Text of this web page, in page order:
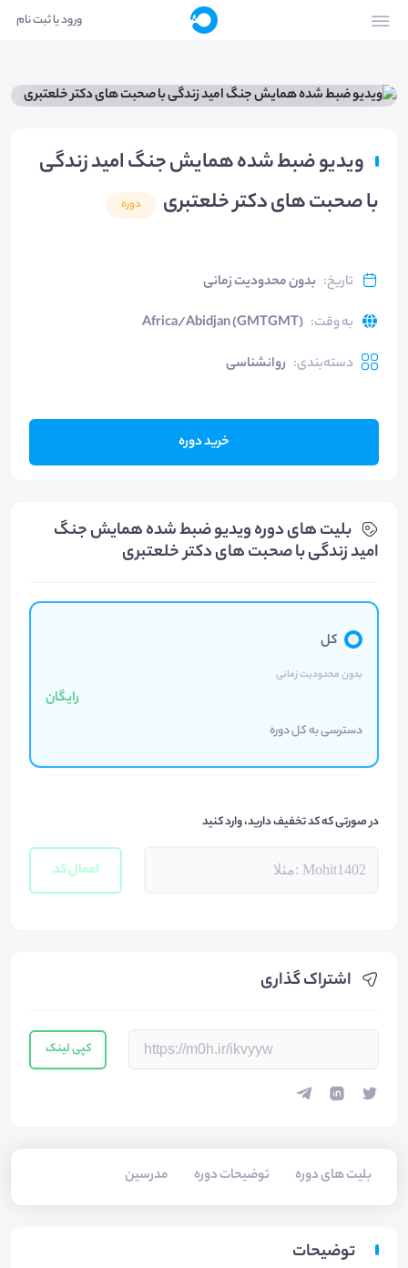
ورود یا ثبت نام
ویدیو ضبط شده همایش جنگ امید زندگی
با صحبت های دکتر خلعتبری
دوره
تاریخ: بدون محدودیت زمانی
به وقت:
Africa/Abidjan (GMTGMT)
دسته‌بندی: روانشناسی
خرید دوره
اشتراک گذاری
کپی لینک
بلیت های دوره توضیحات دوره مدرسین
بلیت های دوره ویدیو ضبط شده همایش جنگ
امید زندگی با صحبت های دکتر خلعتبری
کل
بدون محدودیت زمانی
رایگان
دسترسی به کل دوره
در صورتی که کد تخفیف دارید، وارد کنید
اعمال کد
توضیحات